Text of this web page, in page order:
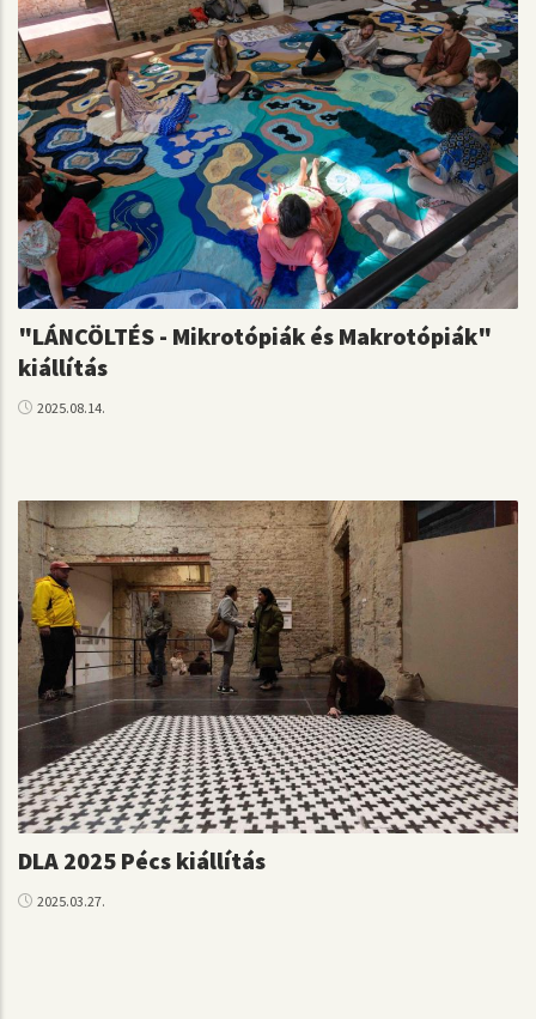
"LÁNCÖLTÉS - Mikrotópiák és Makrotópiák"
kiállítás
2025.08.14.
DLA 2025 Pécs kiállítás
2025.03.27.